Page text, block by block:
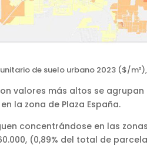
de suelo urbano 2023 ($/
valores más altos se
la zona de Plaza España.
concentrándose en las
(0,89% del total de